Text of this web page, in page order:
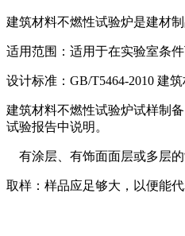
建筑材料不燃性试验炉是建材
适用范围：适用于在实验室条
设计标准：GB/T5464-2010 建
建筑材料不燃性试验炉试样制
试验报告中说明。
有涂层、有饰面面层或多层的
取样：样品应足够大，以便能